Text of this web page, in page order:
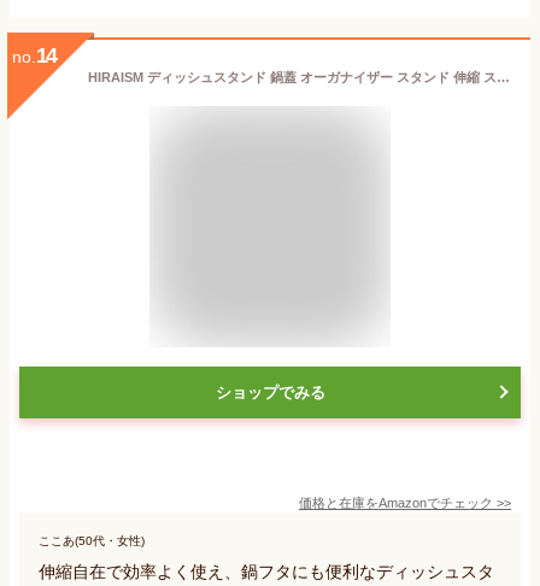
no. 14
HIRAISM ディッシュスタンド 鍋蓋 オーガナイザー スタンド 伸縮 ステンレス 収納 シルバー (スタンダード×2個)
ショップでみる
価格と在庫をAmazonでチェック >>
ここあ(50代・女性)
伸縮自在で効率よく使え、鍋フタにも便利なディッシュスタ